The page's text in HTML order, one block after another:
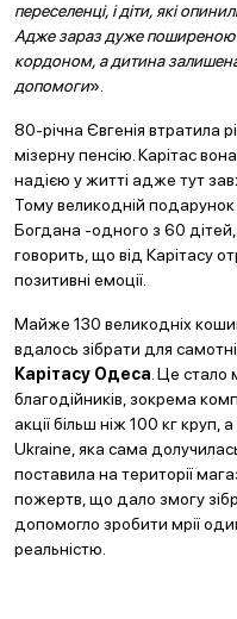
переселенці, і діти, які
Адже зараз дуже поширеною
кордоном, а дитина
допомоги».
80-річна Євгенія втратила
мізерну пенсію. Карітас
надією у житті адже тут
Тому великодній
Богдана -одного з 60 дітей,
говорить, що від Карітасу
позитивні емоції.
Майже 130 великодніх
вдалось зібрати для
Карітасу Одеса . Це
благодійників, зокрема
акції більш ніж 100 кг
Ukraine, яка сама
поставила на території
пожертв, що дало змогу
допомогло зробити мрії
реальністю.